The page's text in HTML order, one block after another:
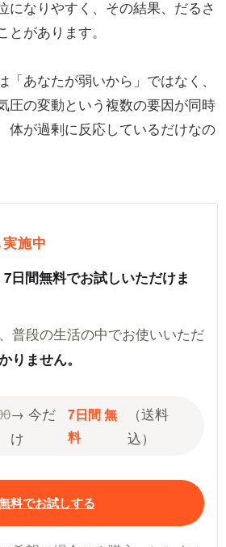
になりやすく、その結果、だるさ
があります。
あなたが弱いから」ではなく、
圧の変動という複数の要因が同時
体が過剰に反応しているだけなの
施中
日間無料でお試しいただけま
普段の生活の中でお使いいただ
りません。
→ 今だ
け
7日間 無
料
（送料
込）
料でお試しする